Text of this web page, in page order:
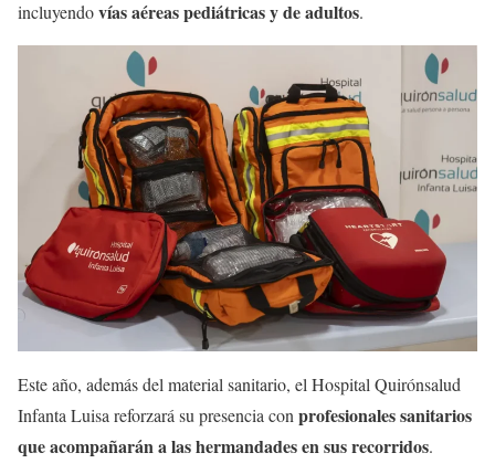
incluyendovías aéreas pediátricas y de adultos.
Este año, además del material sanitario, el Hospital Quirónsalud
Infanta Luisa reforzará su presencia con profesionales sanitarios
que acompañarán a las hermandades en sus recorridos.